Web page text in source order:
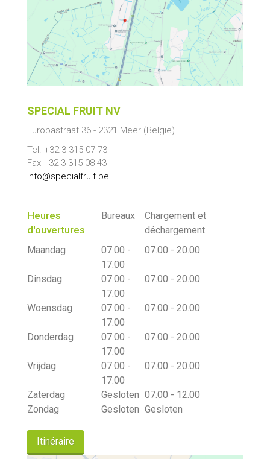
SPECIAL FRUIT NV
Europastraat 36 - 2321 Meer (België)
Tel. +32 3 315 07 73
Fax +32 3 315 08 43
info@specialfruit.be
Heures
d'ouvertures
Bureaux
Chargement et
déchargement
Maandag
07.00 -
17.00
07.00 - 20.00
Dinsdag
07.00 -
17.00
07.00 - 20.00
Woensdag
07.00 -
17.00
07.00 - 20.00
Donderdag
07.00 -
17.00
07.00 - 20.00
Vrijdag
07.00 -
17.00
07.00 - 20.00
Zaterdag Gesloten 07.00 - 12.00
Zondag
Gesloten Gesloten
Itinéraire